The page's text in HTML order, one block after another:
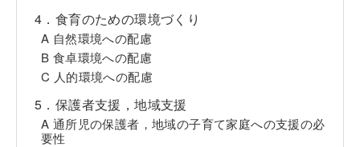
4．食育のための環境づくり
A 自然環境への配慮
B 食卓環境への配慮
C 人的環境への配慮
5．保護者支援，地域支援
A 通所児の保護者，地域の子育て家庭への支援の必
要性